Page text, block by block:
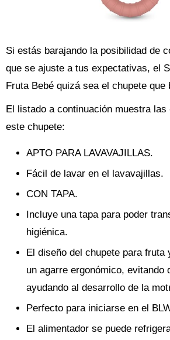
Si estás barajando la posibilidad de
que se ajuste a tus expectativas, el
Fruta Bebé quizá sea el chupete que
El listado a continuación muestra
este chupete:
APTO PARA LAVAVAJILLAS.
Fácil de lavar en el lavavajillas.
CON TAPA.
Incluye una tapa para poder
higiénica.
El diseño del chupete para fruta
un agarre ergonómico, evitando
ayudando al desarrollo de la
Perfecto para iniciarse en el
El alimentador se puede